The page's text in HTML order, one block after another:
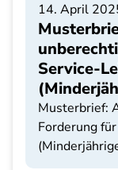
14. April
Service-
Musterbrief:
Forderung